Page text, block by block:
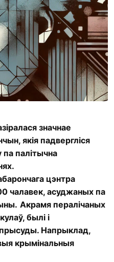
значнае
якія падвергліся
палітычна
цэнтра
чалавек, асуджаных па
Акрамя пералічаных
былі і
Напрыклад,
крымінальныя